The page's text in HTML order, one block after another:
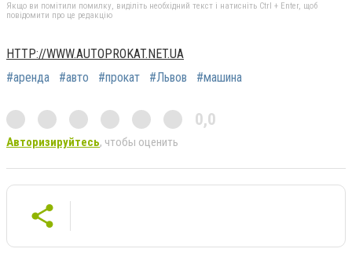
Якщо ви помітили помилку, виділіть необхідний текст і натисніть Ctrl + Enter, щоб
повідомити про це редакцію
HTTP://WWW.AUTOPROKAT.NET.UA
#аренда
#авто #прокат #Львов #машина
0,0
Авторизируйтесь, чтобы оценить